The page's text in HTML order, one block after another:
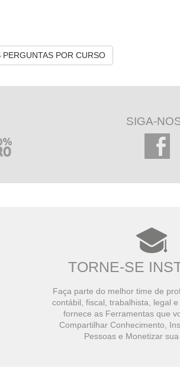
POR CURSO
SIGA-
TORNE-SE
Faça parte do melhor time de
contábil, fiscal, trabalhista, legal
fornece as Ferramentas que
Compartilhar Conhecimento,
Pessoas e Monetizar sua